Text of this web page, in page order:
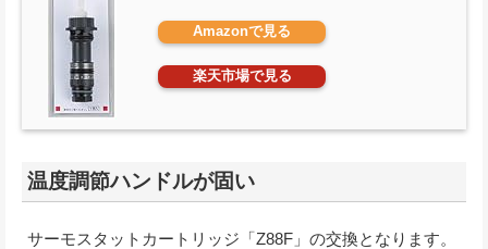
Amazonで見る
楽天市場で見る
温度調節ハンドルが固い
サーモスタットカートリッジ「Z88F」の交換となります。